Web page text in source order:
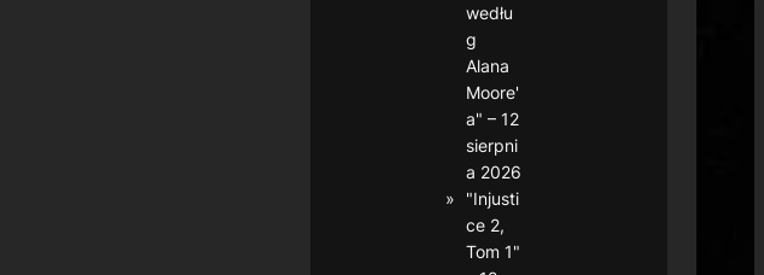
wedłu
g
Alana
Moore'
a" – 12
sierpni
a 2026
"Injusti
ce 2,
Tom 1"